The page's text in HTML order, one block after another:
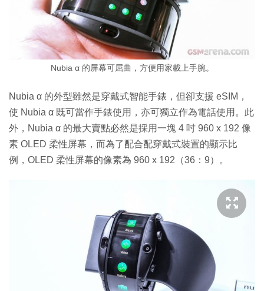
Nubia α 的屏幕可屈曲，方便用家載上手腕。
Nubia α 的外型雖然是穿戴式智能手錶，但卻支援 eSIM，
使 Nubia α 既可當作手錶使用，亦可獨立作為電話使用。此
外，Nubia α 的最大賣點必然是採用一塊 4 吋 960 x 192 像
素 OLED 柔性屏幕，而為了配合配穿戴式裝置的顯示比
例，OLED 柔性屏幕的像素為 960 x 192（36：9）。